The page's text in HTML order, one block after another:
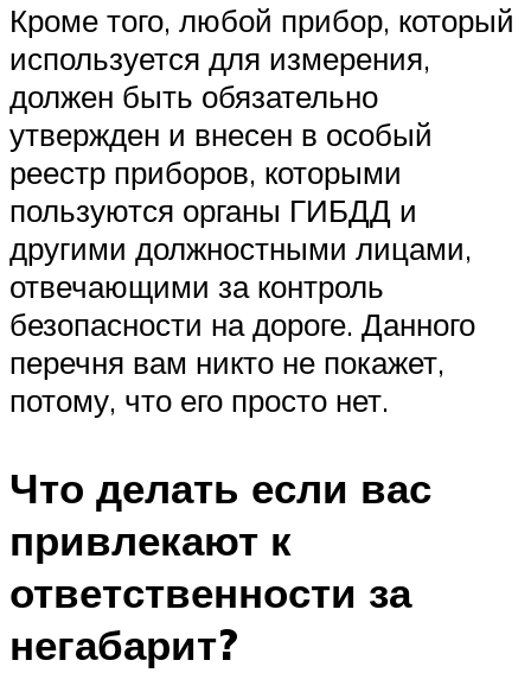
Кроме того, любой прибор, который
используется для измерения,
должен быть обязательно
утвержден и внесен в особый
реестр приборов, которыми
пользуются органы ГИБДД и
другими должностными лицами,
отвечающими за контроль
безопасности на дороге. Данного
перечня вам никто не покажет,
потому, что его просто нет.
Что делать если вас
привлекают к
ответственности за
негабарит?